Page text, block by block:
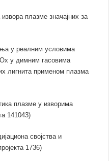
извора плазме значајних за
у реалним условима
у димним гасовима
лигнита применом плазма
плазме у изворима
141043)
својства и
1736)